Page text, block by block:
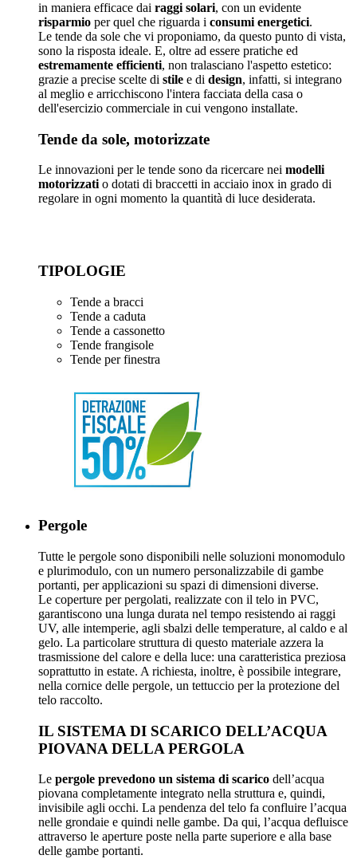
in maniera efficace dai raggi solari, con un evidente
risparmio per quel che riguarda i consumi energetici.
Le tende da sole che vi proponiamo, da questo punto di vista,
sono la risposta ideale. E, oltre ad essere pratiche ed
estremamente efficienti, non tralasciano l'aspetto estetico:
grazie a precise scelte di stile e di design, infatti, si integrano
al meglio e arricchiscono l'intera facciata della casa o
dell'esercizio commerciale in cui vengono installate.
Tende da sole, motorizzate
Le innovazioni per le tende sono da ricercare nei modelli
motorizzatio dotati di braccetti in acciaio inox in grado di
regolare in ogni momento la quantità di luce desiderata.
TIPOLOGIE
Tende a bracci
Tende a caduta
Tende a cassonetto
Tende frangisole
Tende per finestra
Pergole
Tutte le pergole sono disponibili nelle soluzioni monomodulo
e plurimodulo, con un numero personalizzabile di gambe
portanti, per applicazioni su spazi di dimensioni diverse.
Le coperture per pergolati, realizzate con il telo in PVC,
garantiscono una lunga durata nel tempo resistendo ai raggi
UV, alle intemperie, agli sbalzi delle temperature, al caldo e al
gelo. La particolare struttura di questo materiale azzera la
trasmissione del calore e della luce: una caratteristica preziosa
soprattutto in estate. A richiesta, inoltre, è possibile integrare,
nella cornice delle pergole, un tettuccio per la protezione del
telo raccolto.
IL SISTEMA DI SCARICO DELL’ACQUA
PIOVANA DELLA PERGOLA
Le pergole prevedono un sistema di scarico dell’acqua
piovana completamente integrato nella struttura e, quindi,
invisibile agli occhi. La pendenza del telo fa confluire l’acqua
nelle grondaie e quindi nelle gambe. Da qui, l’acqua defluisce
attraverso le aperture poste nella parte superiore e alla base
delle gambe portanti.